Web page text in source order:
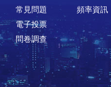
常見問題
電子投票
問卷調查
頻率資訊